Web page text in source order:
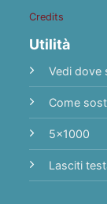
Credits
Utilità
Vedi dove
Come
5x1000
Lasciti